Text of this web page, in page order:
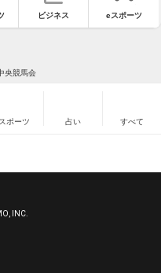
ビジネス eスポーツ
央競馬会
スポーツ 占い すべて
INC.